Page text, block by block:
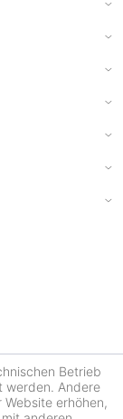
Betrieb
werden. Andere
erhöhen,